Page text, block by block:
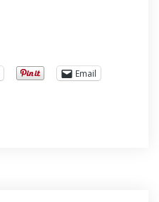
Email